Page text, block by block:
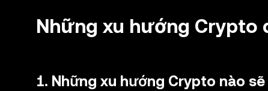
Những xu hướng Crypto
1. Những xu hướng Crypto nào